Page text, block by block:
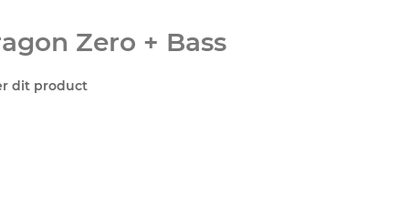
Zero + Bass
dit product